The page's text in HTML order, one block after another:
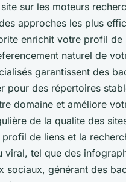
sur les moteurs
approches les plus
enrichit votre profil de
naturel de
garantissent des
pour des répertoires
domaine et améliore
de la qualite des
de liens et la
viral, tel que des
sociaux, générant des